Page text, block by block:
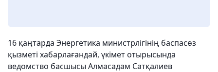
16 қаңтарда Энергетика министрлігінің баспасөз
қызметі хабарлағандай, үкімет отырысында
ведомство басшысы Алмасадам Сатқалиев